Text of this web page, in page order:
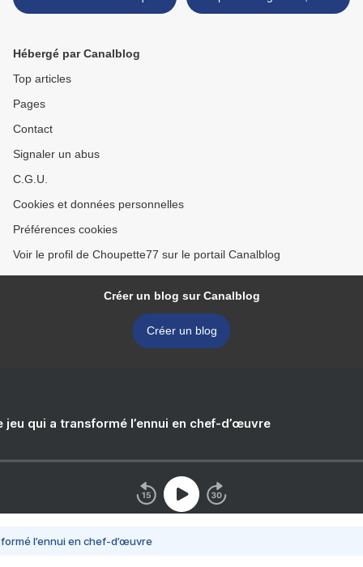
et fenouil, sauce à l'orange
pistache et chocolat >
Hébergé par Canalblog
Top articles
Pages
Contact
Signaler un abus
C.G.U.
Cookies et données personnelles
Préférences cookies
Voir le profil de Choupette77 sur le portail Canalblog
Créer un blog sur Canalblog
Créer un blog
jeu qui a transformé l’ennui en chef-d’œuvre
l’ennui en chef-d’œuvre